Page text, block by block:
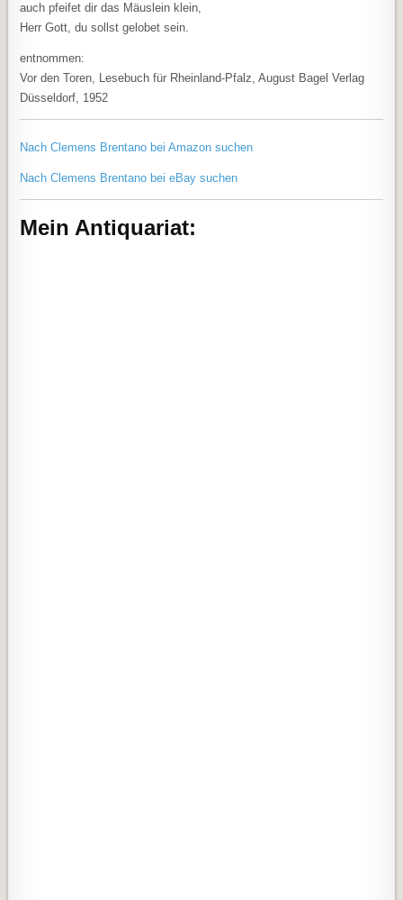
auch pfeifet dir das Mäuslein klein,
Herr Gott, du sollst gelobet sein.
entnommen:
Vor den Toren, Lesebuch für Rheinland-Pfalz, August Bagel Verlag
Düsseldorf, 1952
Nach Clemens Brentano bei Amazon suchen
Nach Clemens Brentano bei eBay suchen
Mein Antiquariat: